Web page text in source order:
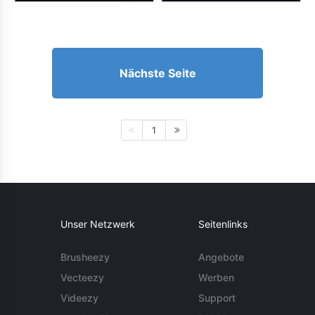
Nächste Seite
1
Unser Netzwerk
Brusheezy
Vecteezy
Videezy
Seitenlinks
Angebote
Werben
Support